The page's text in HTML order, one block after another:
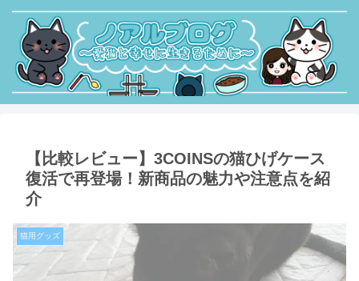
【比較レビュー】3COINSの猫ひげケース
復活で再登場！新商品の魅力や注意点を紹
介
猫用グッズ